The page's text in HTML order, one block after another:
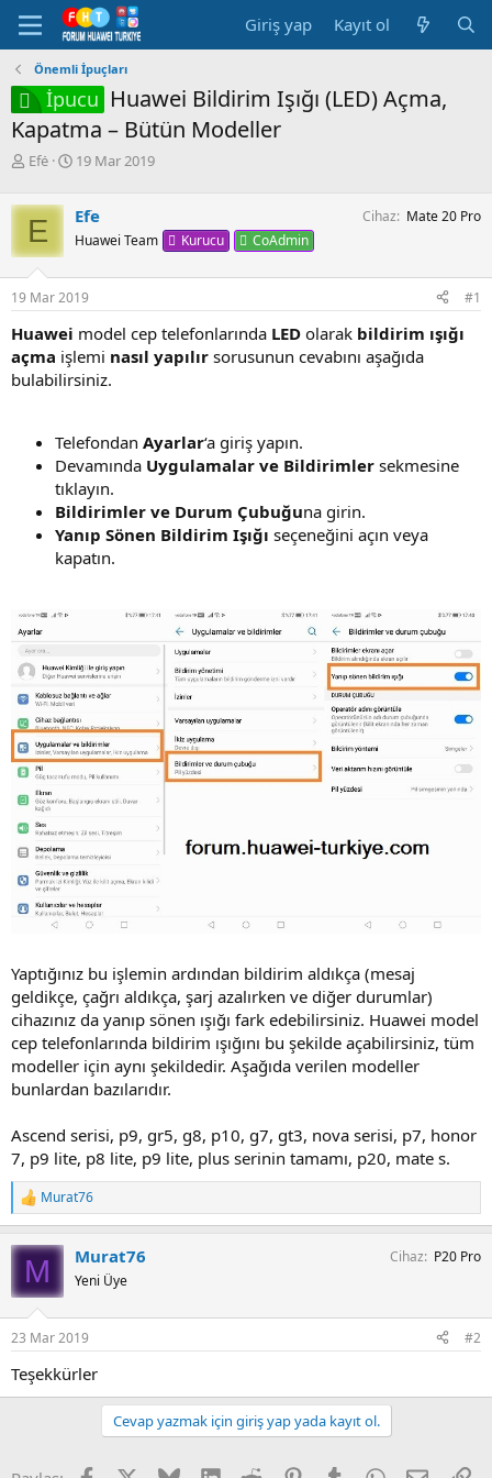
Giriş yap Kayıt ol
Önemli İpuçları
İpucu Huawei Bildirim Işığı (LED) Açma,
Kapatma – Bütün Modeller
K
b
u
y
u
b
a
ş
l
a
Efe
B
l
a
g
ı
ç
t
a
r
i
19 Mar 2019
E Efe
Huawei Team Kurucu CoAdmin
Cihaz Mate 20 Pro
19 Mar 2019 #1
Huawei model cep telefonlarında LED olarak bildirim ışığı
açma işlemi nasıl yapılır sorusunun cevabını aşağıda
bulabilirsiniz.
Telefondan Ayarlar‘a giriş yapın.
Devamında Uygulamalar ve Bildirimler sekmesine
tıklayın.
Bildirimler ve Durum Çubuğuna girin.
Yanıp Sönen Bildirim Işığı seçeneğini açın veya
kapatın.
Yaptığınız bu işlemin ardından bildirim aldıkça (mesaj
geldikçe, çağrı aldıkça, şarj azalırken ve diğer durumlar)
cihazınız da yanıp sönen ışığı fark edebilirsiniz. Huawei model
cep telefonlarında bildirim ışığını bu şekilde açabilirsiniz, tüm
modeller için aynı şekildedir. Aşağıda verilen modeller
bunlardan bazılarıdır.
Ascend serisi, p9, gr5, g8, p10, g7, gt3, nova serisi, p7, honor
7, p9 lite, p8 lite, p9 lite, plus serinin tamamı, p20, mate s.
T
e
k
l
:
Murat76
M Murat76
Yeni Üye
Cihaz P20 Pro
23 Mar 2019 #2
Teşekkürler
Cevap yazmak için giriş yap yada kayıt ol.